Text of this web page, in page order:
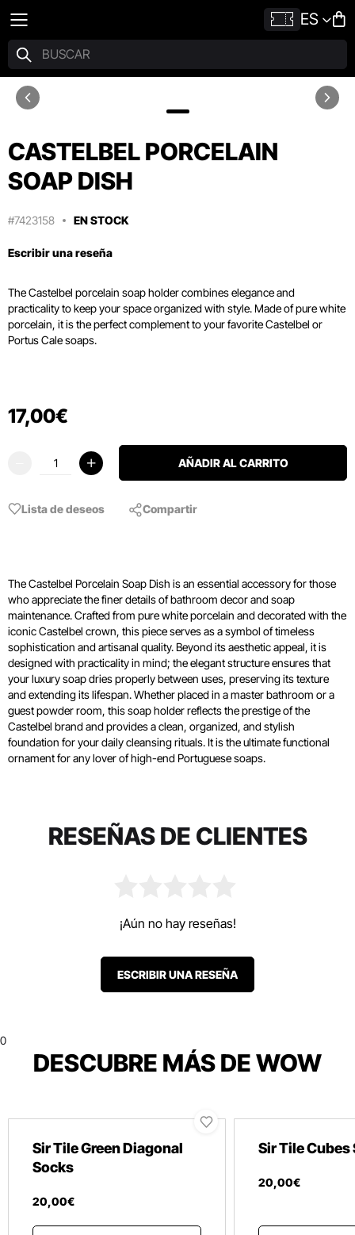
ES
CASTELBEL PORCELAIN
SOAP DISH
#7423158 EN STOCK
Escribir una reseña
The Castelbel porcelain soap holder combines elegance and
practicality to keep your space organized with style.Made of pure white
porcelain, it is the perfect complement to your favorite Castelbel or
Portus Cale soaps.
17,00€
AÑADIR AL CARRITO
Lista de deseos Compartir
The Castelbel Porcelain Soap Dish is an essential accessory for those
who appreciate the finer details of bathroom decor and soap
maintenance. Crafted from pure white porcelain and decorated with the
iconic Castelbel crown, this piece serves as a symbol of timeless
sophistication and artisanal quality. Beyond its aesthetic appeal, it is
designed with practicality in mind; the elegant structure ensures that
your luxury soap dries properly between uses, preserving its texture
and extending its lifespan. Whether placed in a master bathroom or a
guest powder room, this soap holder reflects the prestige of the
Castelbel brand and provides a clean, organized, and stylish
foundation for your daily cleansing rituals. It is the ultimate functional
ornament for any lover of high-end Portuguese soaps.
RESEÑAS DE CLIENTES
¡Aún no hay reseñas!
ESCRIBIR UNA RESEÑA
0
DESCUBRE MÁS DE WOW
Sir Tile Green Diagonal
Socks
20,00€
Sir Tile Cubes
20,00€